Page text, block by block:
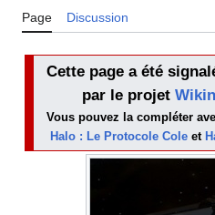
Page Discussion
Cette page a été
par le projet
Vous pouvez la compléter
Halo : Le Protocole Coleet